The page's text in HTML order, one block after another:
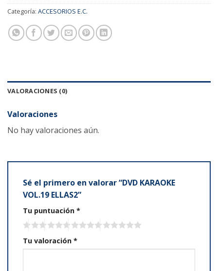
Categoría: ACCESORIOS E.C.
VALORACIONES (0)
Valoraciones
No hay valoraciones aún.
Sé el primero en valorar “DVD KARAOKE
VOL.19 ELLAS2”
Tu puntuación *
Tu valoración *